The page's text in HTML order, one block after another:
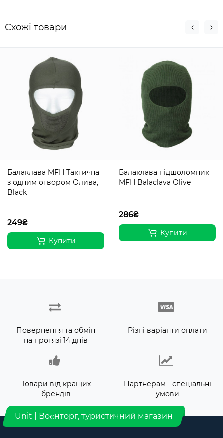
Схожi товари
Балаклава MFH Тактична
з одним отвором Олива,
Black
249₴
Купити
Балаклава підшоломник
MFH Balaclava Olive
286₴
Купити
Повернення та обмін
на протязі 14 днів
Різні варіанти оплати
Товари від кращих
брендів
Партнерам - спеціальні
умови
Unit | Воєнторг, туристичний магазин